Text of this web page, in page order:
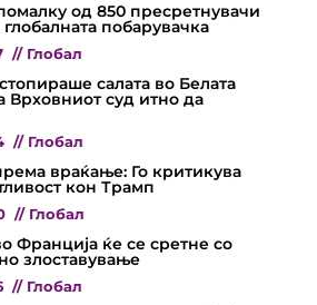
од 850 пресретнувачи
побарувачка
// Глобал
салата во Белата
Врховниот суд итно да
// Глобал
враќање: Го критикува
кон Трамп
// Глобал
Франција ќе се сретне со
злоставување
// Глобал